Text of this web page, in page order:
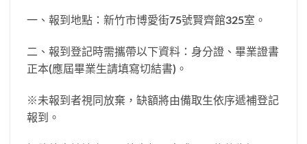
一、報到地點：新竹市博愛街75號賢齊館325室。
二、報到登記時需攜帶以下資料：身分證、畢業證書
正本(應屆畢業生請填寫切結書)。
※未報到者視同放棄，缺額將由備取生依序遞補登記
報到。